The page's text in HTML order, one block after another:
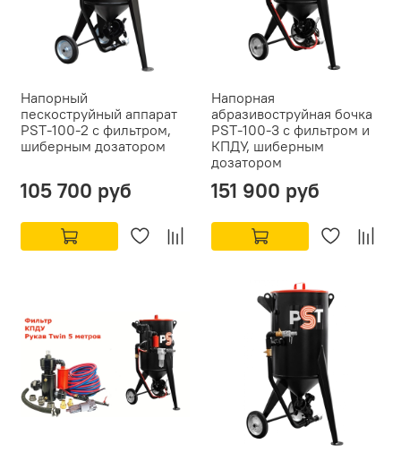
Напорный
пескоструйный аппарат
PST-100-2 с фильтром,
шиберным дозатором
105 700 руб
Напорная
абразивоструйная бочка
PST-100-3 с фильтром и
КПДУ, шиберным
дозатором
151 900 руб